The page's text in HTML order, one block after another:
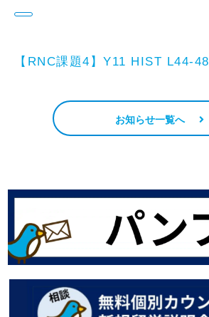
【RNC課題4】Y11 HIST L44-48
お知らせ一覧へ